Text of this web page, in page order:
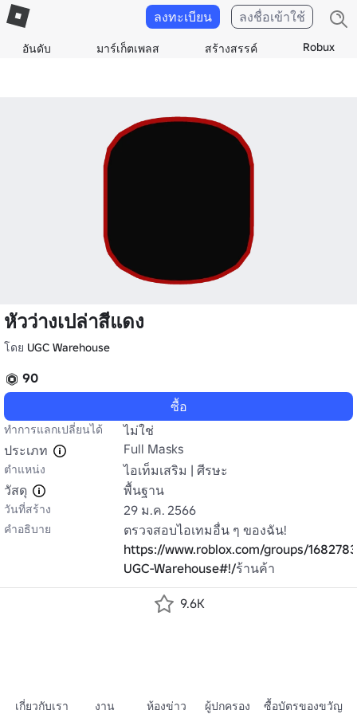
อันดับ มาร์เก็ตเพลส สร้างสรรค์ Robux
ลงทะเบียน ลงชื่อเข้าใช้
หัวว่างเปล่าสีแดง
โดย UGC Warehouse
90
ซื้อ
ทำการแลกเปลี่ยนได้
ไม่ใช่
ประเภท
Full Masks
ตำแหน่ง
ไอเท็มเสริม | ศีรษะ
วัสดุ
พื้นฐาน
วันที่สร้าง 29 ม.ค. 2566
คำอธิบาย
https://www.roblox.com/groups/
UGC-Warehouse#!/ร้านค้า
9.6K
เกี่ยวกับเรา งาน ห้องข่าว ผู้ปกครอง ซื้อบัตรของขวัญ